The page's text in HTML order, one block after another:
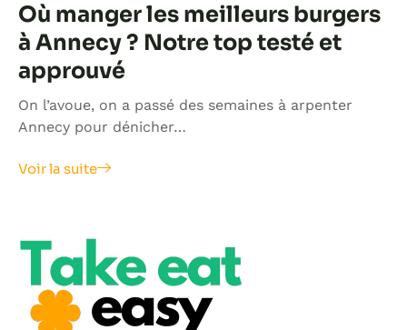
Où manger les meilleurs burgers
à Annecy ? Notre top testé et
approuvé
On l’avoue, on a passé des semaines à arpenter
Annecy pour dénicher…
Voir la suite